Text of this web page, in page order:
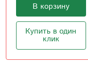
В корзину
Купить в один
клик